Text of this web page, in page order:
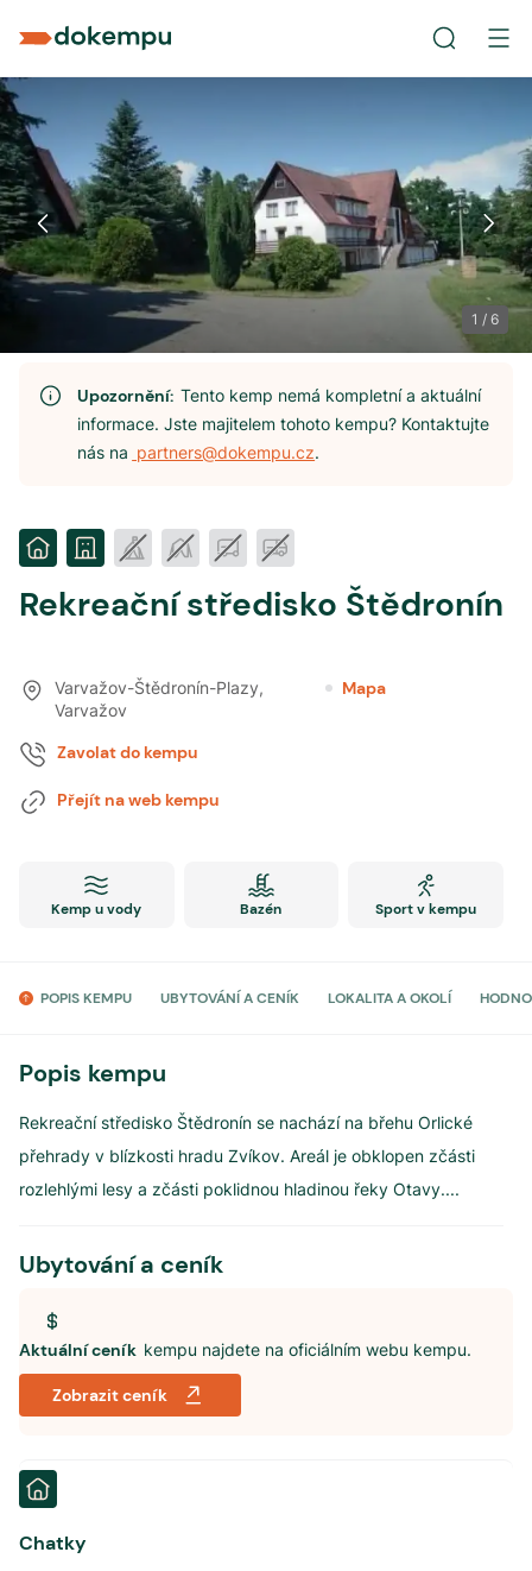
1 / 6
Upozornění:Tento kemp nemá kompletní a aktuální
informace. Jste majitelem tohoto kempu? Kontaktujte
nás na partners@dokempu.cz.
Rekreační středisko Štědronín
Varvažov-Štědronín-Plazy,
Varvažov
Mapa
Zavolat do kempu
Přejít na web kempu
Kemp u vody Bazén Sport v kempu
POPIS KEMPU UBYTOVÁNÍ A CENÍK LOKALITA A OKOLÍ
Popis kempu
Rekreační středisko Štědronín se nachází na břehu Orlické
přehrady v blízkosti hradu Zvíkov. Areál je obklopen zčásti
rozlehlými lesy a zčásti poklidnou hladinou řeky Otavy....
Ubytování a ceník
Aktuální ceník kempu najdete na oficiálním webu kempu.
Zobrazit ceník
Chatky